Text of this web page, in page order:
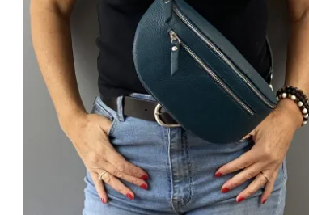
NOIRMARINEBORDEAUX
CAMEL
F
CANARD
+2
J'ajoute à mon panier !
Vue rapide